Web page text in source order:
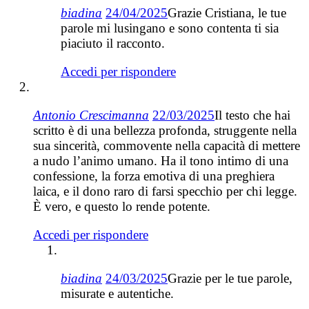
biadina 24/04/2025Grazie Cristiana, le tue
parole mi lusingano e sono contenta ti sia
piaciuto il racconto.
Accedi per rispondere
Antonio Crescimanna 22/03/2025Il testo che hai
scritto è di una bellezza profonda, struggente nella
sua sincerità, commovente nella capacità di mettere
a nudo l’animo umano. Ha il tono intimo di una
confessione, la forza emotiva di una preghiera
laica, e il dono raro di farsi specchio per chi legge.
È vero, e questo lo rende potente.
Accedi per rispondere
biadina 24/03/2025Grazie per le tue parole,
misurate e autentiche.